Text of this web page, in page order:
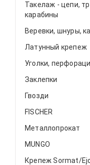
Такелаж - цепи,
карабины
Веревки, шнуры,
Латунный крепеж
Уголки,
Заклепки
Гвозди
FISCHER
Металлопрокат
MUNGO
Крепеж Sormat/